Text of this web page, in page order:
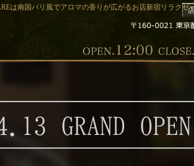
は南国バリ風でアロマの香りが広がるお店新宿リラクゼ